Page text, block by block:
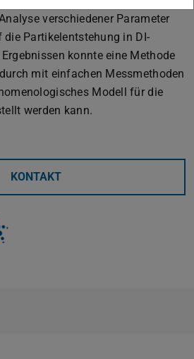
verschiedener Parameter
Partikelentstehung in DI-
konnte eine Methode
mit einfachen Messmethoden
Modell für die
werden kann.
KONTAKT